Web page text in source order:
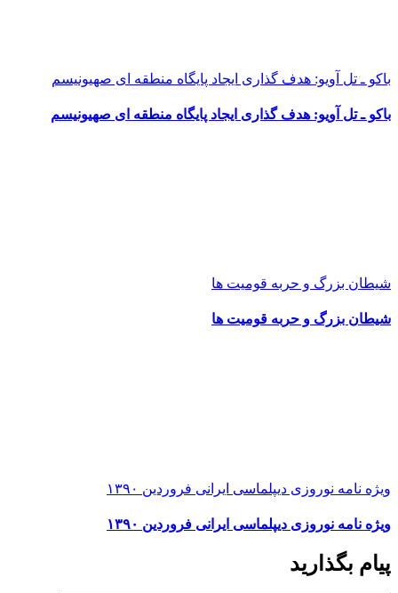
باکو ـ تل آویو: هدف گذاری ایجاد پایگاه منطقه ای صهیونیسم
باکو ـ تل آویو: هدف گذاری ایجاد پایگاه منطقه ای صهیونیسم
شیطان بزرگ و حربه قومیت ها
شیطان بزرگ و حربه قومیت ها
ویژه نامه نوروزی دیپلماسی ایرانی فروردین ۱۳۹۰
ویژه نامه نوروزی دیپلماسی ایرانی فروردین ۱۳۹۰
پیام بگذارید